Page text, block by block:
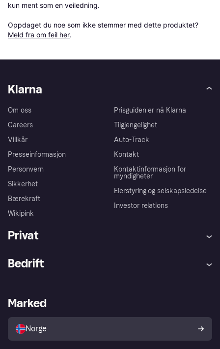
kun ment som en veiledning.
Oppdaget du noe som ikke stemmer med dette produktet?
Meld fra om feil her.
Klarna
Om oss
Careers
Villkår
Presseinformasjon
Personvern
Sikkerhet
Bærekraft
Wikipink
Prisguiden er nå Klarna
Tilgjengelighet
Auto-Track
Kontakt
Kontaktinformasjon for
myndigheter
Eierstyring og selskapsledelse
Investor relations
Privat
Utforsk butikker
Bedrift
Merchant portal
Marked
Norge